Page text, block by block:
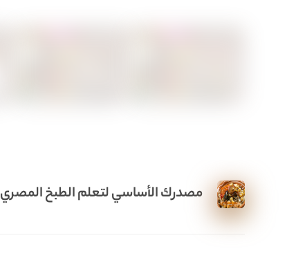
مصدرك الأساسي لتعلم الطبخ المصري